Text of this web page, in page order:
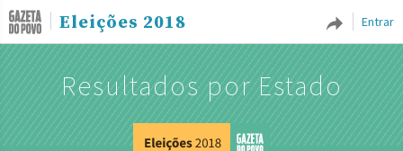
Entrar
Eleições 2018
Resultados por Estado